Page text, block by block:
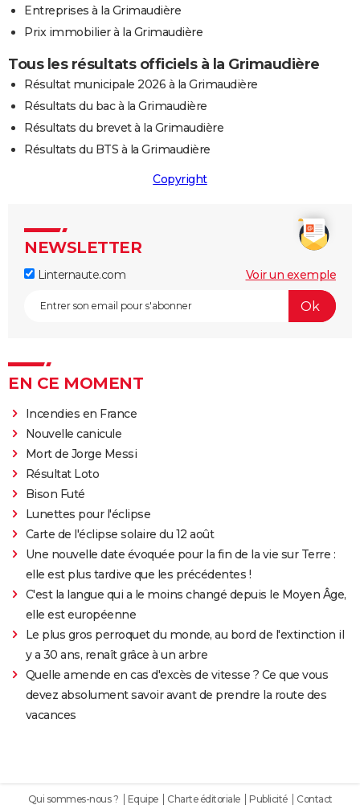
Entreprises à la Grimaudière
Prix immobilier à la Grimaudière
Tous les résultats officiels à la Grimaudière
Résultat municipale 2026 à la Grimaudière
Résultats du bac à la Grimaudière
Résultats du brevet à la Grimaudière
Résultats du BTS à la Grimaudière
Copyright
NEWSLETTER
Linternaute.com Voir un exemple
EN CE MOMENT
Incendies en France
Nouvelle canicule
Mort de Jorge Messi
Résultat Loto
Bison Futé
Lunettes pour l'éclipse
Carte de l'éclipse solaire du 12 août
Une nouvelle date évoquée pour la fin de la vie sur Terre :
elle est plus tardive que les précédentes !
C'est la langue qui a le moins changé depuis le Moyen Âge,
elle est européenne
Le plus gros perroquet du monde, au bord de l'extinction il
y a 30 ans, renaît grâce à un arbre
Quelle amende en cas d'excès de vitesse ? Ce que vous
devez absolument savoir avant de prendre la route des
vacances
Qui sommes-nous ? Equipe Charte éditoriale Publicité
Contact